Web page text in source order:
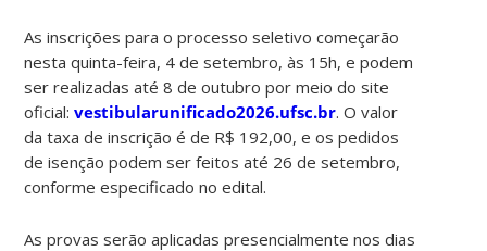
As inscrições para o processo seletivo começarão
nesta quinta-feira, 4 de setembro, às 15h, e podem
ser realizadas até 8 de outubro por meio do site
oficial:vestibularunificado2026.ufsc.br. O valor
da taxa de inscrição é de R$ 192,00, e os pedidos
de isenção podem ser feitos até 26 de setembro,
conforme especificado no edital.
As provas serão aplicadas presencialmente nos dias